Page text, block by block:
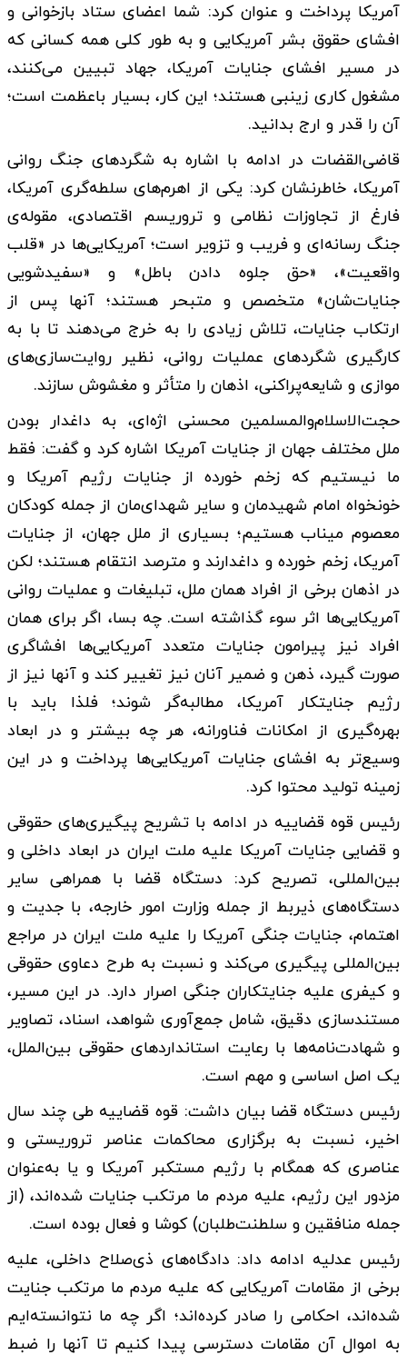
آمریکا پرداخت و عنوان کرد: شما اعضای ستاد بازخوانی و
افشای حقوق بشر آمریکایی و به طور کلی همه کسانی که
در مسیر افشای جنایات آمریکا، جهاد تبیین می‌کنند،
مشغول کاری زینبی هستند؛ این کار، بسیار باعظمت است؛
آن را قدر و ارج بدانید.
قاضی‌القضات در ادامه با اشاره به شگردهای جنگ روانی
آمریکا، خاطرنشان کرد: یکی از اهرم‌های سلطه‌گری آمریکا،
فارغ از تجاوزات نظامی و تروریسم اقتصادی، مقوله‌ی
جنگ رسانه‌ای و فریب و تزویر است؛ آمریکایی‌ها در «قلب
واقعیت»، «حق جلوه دادن باطل» و «سفیدشویی
جنایات‌شان» متخصص و متبحر هستند؛ آنها پس از
ارتکاب جنایات، تلاش زیادی را به خرج می‌دهند تا با به
کارگیری شگردهای عملیات روانی، نظیر روایت‌سازی‌های
موازی و شایعه‌پراکنی، اذهان را متأثر و مغشوش سازند.
حجت‌الاسلام‌والمسلمین محسنی اژه‌ای، به داغدار بودن
ملل مختلف جهان از جنایات آمریکا اشاره کرد و گفت: فقط
ما نیستیم که زخم خورده از جنایات رژیم آمریکا و
خونخواه امام شهیدمان و سایر شهدای‌مان از جمله کودکان
معصوم میناب هستیم؛ بسیاری از ملل جهان، از جنایات
آمریکا، زخم خورده و داغدارند و مترصد انتقام هستند؛ لکن
در اذهان برخی از افراد همان ملل، تبلیغات و عملیات روانی
آمریکایی‌ها اثر سوء گذاشته است. چه بسا، اگر برای همان
افراد نیز پیرامون جنایات متعدد آمریکایی‌ها افشاگری
صورت گیرد، ذهن و ضمیر آنان نیز تغییر کند و آنها نیز از
رژیم جنایتکار آمریکا، مطالبه‌گر شوند؛ فلذا باید با
بهره‌گیری از امکانات فناورانه، هر چه بیشتر و در ابعاد
وسیع‌تر به افشای جنایات آمریکایی‌ها پرداخت و در این
زمینه تولید محتوا کرد.
رئیس قوه قضاییه در ادامه با تشریح پیگیری‌های حقوقی
و قضایی جنایات آمریکا علیه ملت ایران در ابعاد داخلی و
بین‌المللی، تصریح کرد: دستگاه قضا با همراهی سایر
دستگاه‌های ذیربط از جمله وزارت امور خارجه، با جدیت و
اهتمام، جنایات جنگی آمریکا را علیه ملت ایران در مراجع
بین‌المللی پیگیری می‌کند و نسبت به طرح دعاوی حقوقی
و کیفری علیه جنایتکاران جنگی اصرار دارد. در این مسیر،
مستندسازی دقیق، شامل جمع‌آوری شواهد، اسناد، تصاویر
و شهادت‌نامه‌ها با رعایت استانداردهای حقوقی بین‌الملل،
یک اصل اساسی و مهم است.
رئیس دستگاه قضا بیان داشت: قوه قضاییه طی چند سال
اخیر، نسبت به برگزاری محاکمات عناصر تروریستی و
عناصری که همگام با رژیم مستکبر آمریکا و یا به‌عنوان
مزدور این رژیم، علیه مردم ما مرتکب جنایات شده‌اند، (از
جمله منافقین و سلطنت‌طلبان) کوشا و فعال بوده است.
رئیس عدلیه ادامه داد: دادگاه‌های ذی‌صلاح داخلی، علیه
برخی از مقامات آمریکایی که علیه مردم ما مرتکب جنایت
شده‌اند، احکامی را صادر کرده‌اند؛ اگر چه ما نتوانسته‌ایم
به اموال آن مقامات دسترسی پیدا کنیم تا آنها را ضبط